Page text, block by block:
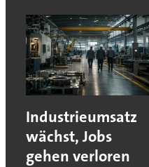
Industrieumsatz
wächst, Jobs
gehen verloren